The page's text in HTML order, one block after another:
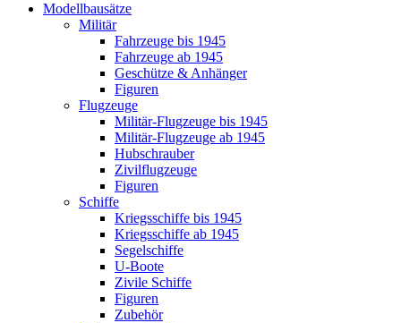
Modellbausätze
Militär
Fahrzeuge bis 1945
Fahrzeuge ab 1945
Geschütze & Anhänger
Figuren
Flugzeuge
Militär-Flugzeuge bis 1945
Militär-Flugzeuge ab 1945
Hubschrauber
Zivilflugzeuge
Figuren
Schiffe
Kriegsschiffe bis 1945
Kriegsschiffe ab 1945
Segelschiffe
U-Boote
Zivile Schiffe
Figuren
Zubehör